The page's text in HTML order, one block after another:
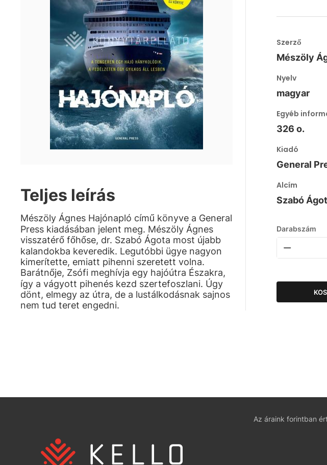
Teljes leírás
Mészöly Ágnes Hajónapló című könyve a General
Press kiadásában jelent meg. Mészöly Ágnes
visszatérő főhőse, dr. Szabó Ágota most újabb
kalandokba keveredik. Legutóbbi ügye nagyon
kimerítette, emiatt pihenni szeretett volna.
Barátnője, Zsófi meghívja egy hajóútra Északra,
így a vágyott pihenés kezd szertefoszlani. Úgy
dönt, elmegy az útra, de a lustálkodásnak sajnos
nem tud teret engedni.
Szerző
Mészöly
Nyelv
magyar
Egyéb
326 o.
Kiadó
General
Alcím
Szabó
Darabszám
Az áraink forintban